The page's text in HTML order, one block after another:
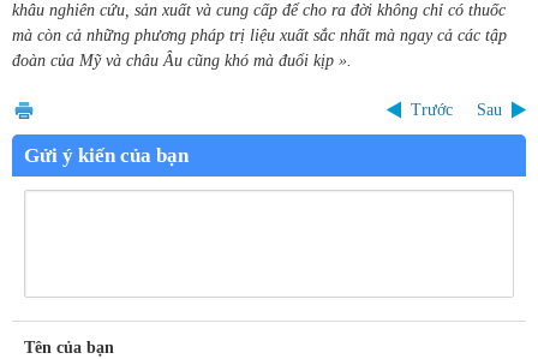
khâu nghiên cứu, sản xuất và cung cấp để cho ra đời không chỉ có thuốc
mà còn cả những phương pháp trị liệu xuất sắc nhất mà ngay cả các tập
đoàn của Mỹ và châu Âu cũng khó mà đuổi kịp ».
Trước Sau
Gửi ý kiến của bạn
Tên của bạn